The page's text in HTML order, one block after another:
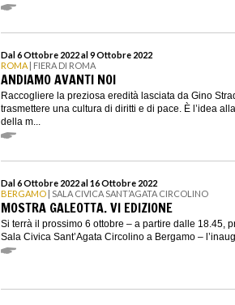
Dal 6 Ottobre 2022 al 9 Ottobre 2022
ROMA | FIERA DI ROMA
ANDIAMO AVANTI NOI
Raccogliere la preziosa eredità lasciata da Gino
trasmettere una cultura di diritti e di pace. È l’idea
della m...
Dal 6 Ottobre 2022 al 16 Ottobre 2022
BERGAMO | SALA CIVICA SANT’AGATA CIRCOLINO
MOSTRA GALEOTTA. VI EDIZIONE
Si terrà il prossimo 6 ottobre – a partire dalle 18.45,
Sala Civica Sant’Agata Circolino a Bergamo –